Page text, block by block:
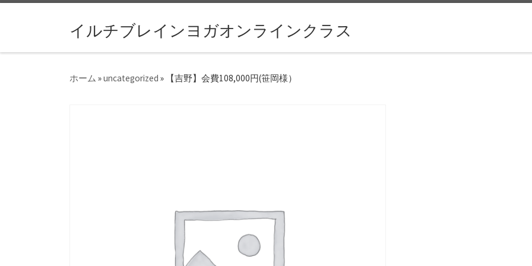
イルチブレインヨガオンラインクラス
ホーム »uncategorized » 【吉野】会費108,000円(笹岡様）